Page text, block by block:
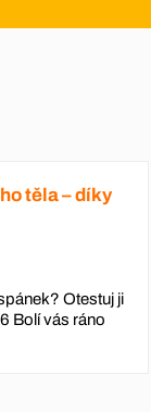
těla – díky
Otestuj ji
Bolí vás ráno